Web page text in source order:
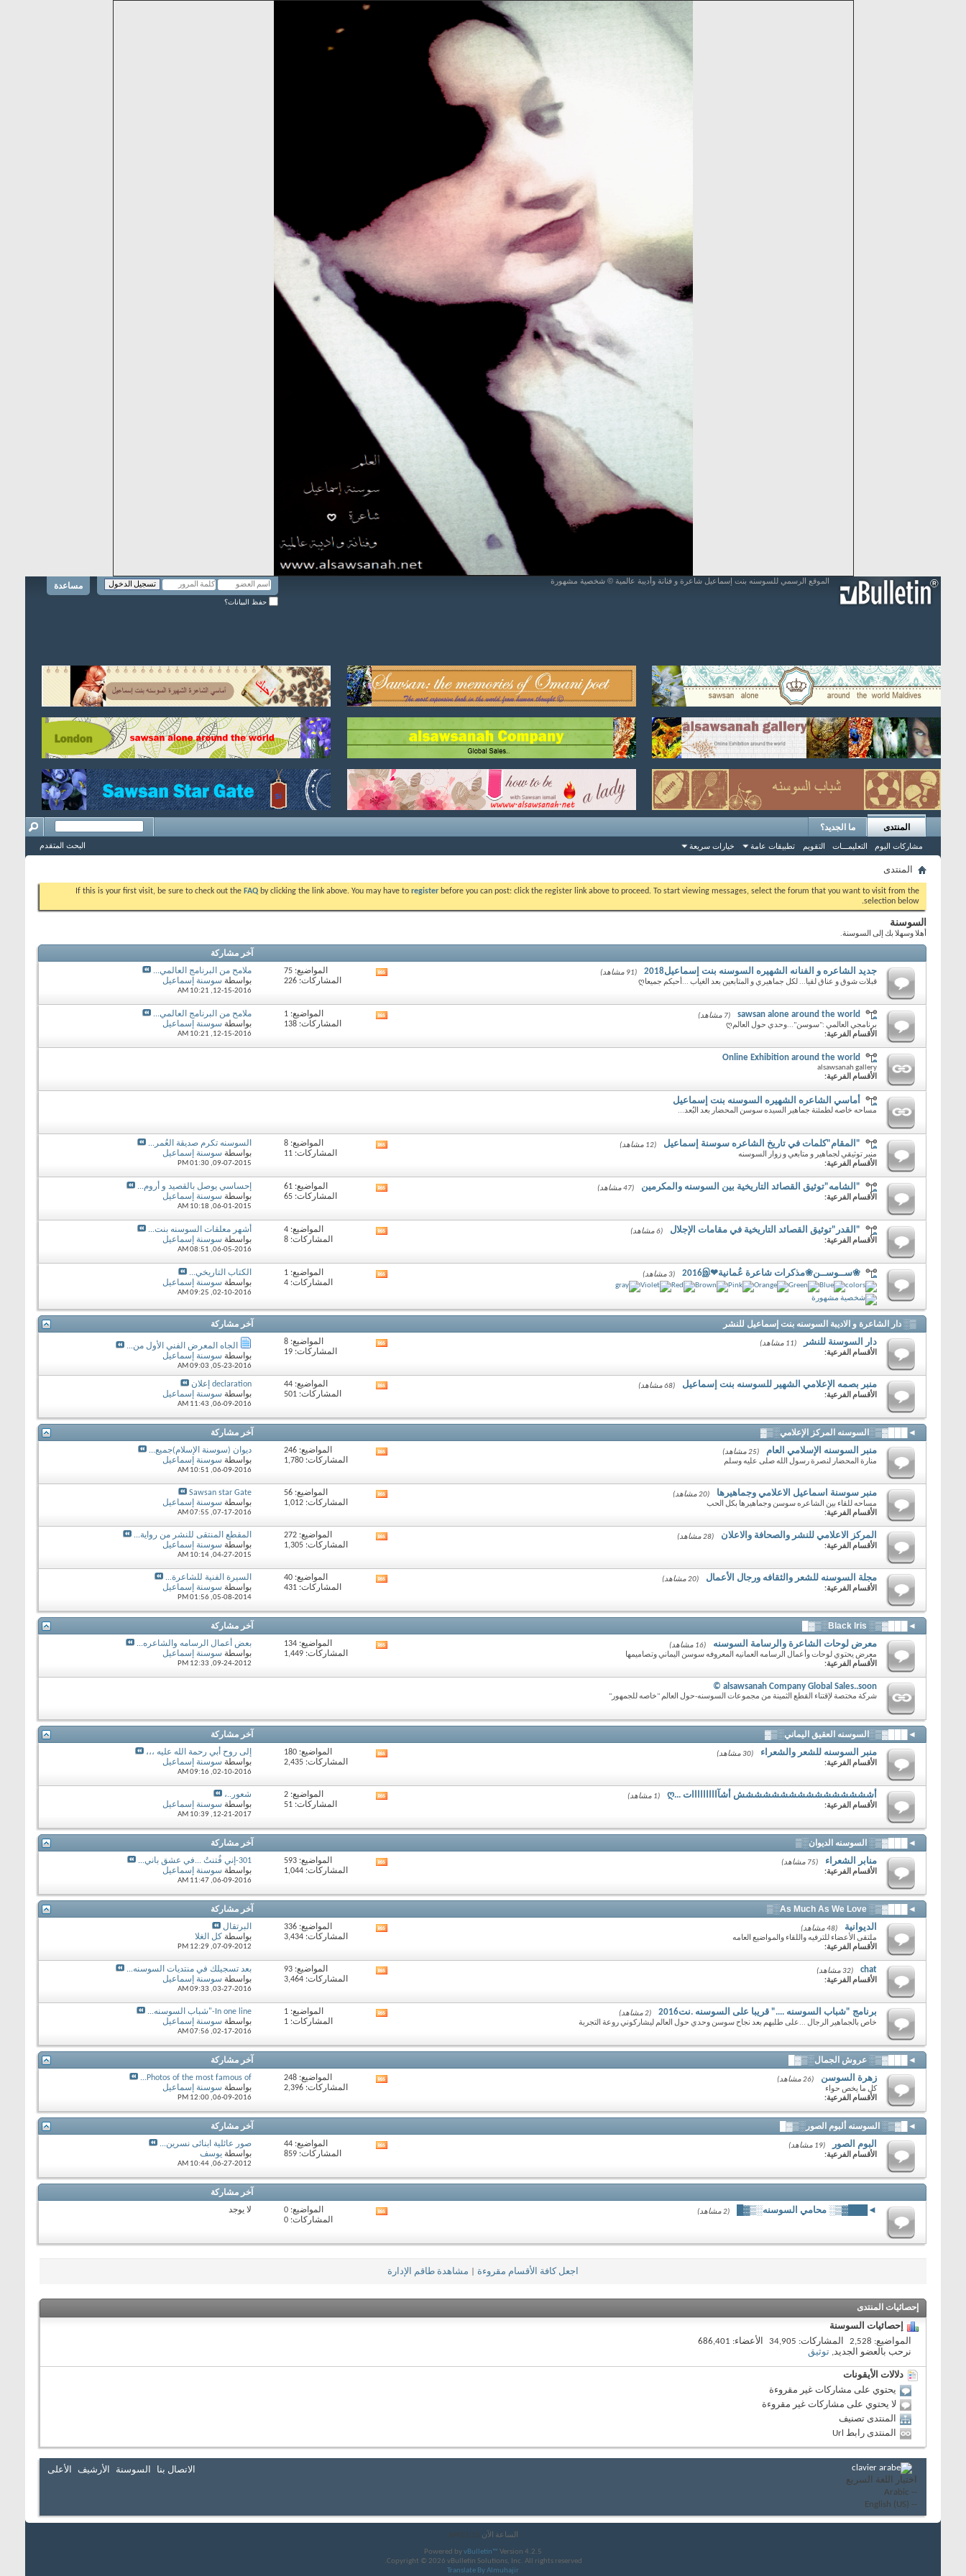
مساعدة
حفظ البيانات؟
الموقع الرسمي للسوسنه بنت إسماعيل شاعرة و فنانة وأديبة عالمية © شخصية مشهورة
المنتدى
مشاركات اليوم التعليمـــات التقويم تطبيقات عامة خيارات سريعة
ما الجديد؟
البحث المتقدم
المنتدى
If this is your first visit, be sure to check out the FAQ by clicking the link above. You may have to register before you can post: click the register link above to proceed. To start viewing messages, select the forum that you want to visit from the
selection below.
السوسنة
أهلا وسهلا بك إلى السوسنة.
آخر مشاركة
جديد الشاعره و الفنانه الشهيره السوسنه بنت إسماعيل2018
(91 مشاهد)
قبلات شوق و عناق لقيا... لكل جماهيري و المتابعين بعد الغياب ...أحبكم جميعاღ
المنتدى
المواضيع: 75
المشاركات: 226
ملامح من البرنامج العالمي...
بواسطة سوسنة إسماعيل
12-15-2016,
10:21 AM
sawsan alone around the world
(7 مشاهد)
برنامجي العالمي :"سوسن"...وحدي حول العالمღ
الأقسام الفرعية:
المنتدى
المواضيع: 1
المشاركات: 138
ملامح من البرنامج العالمي...
بواسطة سوسنة إسماعيل
12-15-2016,
10:21 AM
Online Exhibition around the world
alsawsanah gallery
الأقسام الفرعية:
أماسي الشاعره الشهيره السوسنه بنت إسماعيل
مساحه خاصه لطمئنة جماهير السيده سوسن المحضار بعد البُعد...
"المقام"كلمات في تاريخ الشاعره سوسنة إسماعيل
(12 مشاهد)
منبر توثيقي لجماهير و متابعي و زوار السوسنه
الأقسام الفرعية:
المنتدى
المواضيع: 8
المشاركات: 11
السوسنه تكرم صديقة العُمر...
بواسطة سوسنة إسماعيل
09-07-2015,
01:30 PM
"الشامه"توثيق القصائد التاريخية بين السوسنه والمكرمين
(47 مشاهد)
الأقسام الفرعية:
المنتدى
المواضيع: 61
المشاركات: 65
إحساسي يوصل بالقصيد و أروم...
بواسطة سوسنة إسماعيل
06-01-2015,
10:18 AM
"القدر"توثيق القصائد التاريخية في مقامات الإجلال
(6 مشاهد)
الأقسام الفرعية:
المنتدى
المواضيع: 4
المشاركات: 8
أشهر معلقات السوسنه بنت...
بواسطة سوسنة إسماعيل
06-05-2016,
08:51 AM
❀ســوســن❀مذكرات شاعرة عُمانية❤2016இ (3 مشاهد)
المنتدى
المواضيع: 1
المشاركات: 4
الكتاب التاريخي...
بواسطة سوسنة إسماعيل
02-10-2016,
09:25 AM
▒░ دار الشاعرة و الاديبة السوسنه بنت إسماعيل للنشر آخر مشاركة
دار السوسنة للنشر
(11 مشاهد)
الأقسام الفرعية:
المنتدى
المواضيع: 8
المشاركات: 19
الجاه المعرض الفني الأول من...
بواسطة سوسنة إسماعيل
05-23-2016,
09:03 AM
منبر بصمه الإعلامي الشهير للسوسنه بنت إسماعيل
(68 مشاهد)
الأقسام الفرعية:
المنتدى
المواضيع: 44
المشاركات: 501
declaration إعلان
بواسطة سوسنة إسماعيل
06-09-2016,
11:43 AM
◄███▓▒░السوسنه المركز الإعلامي░▒▓ آخر مشاركة
منبر السوسنه الإسلامي العام
(25 مشاهد)
منارة المحضار لنصرة رسول الله صلى عليه وسلم
المنتدى
المواضيع: 246
المشاركات: 1,780
ديوان (سوسنة الإسلام)جميع...
بواسطة سوسنة إسماعيل
06-09-2016,
10:51 AM
منبر سوسنة اسماعيل الاعلامي وجماهيرها
(20 مشاهد)
مساحه للقاء بين الشاعره سوسن وجماهيرها بكل الحب
الأقسام الفرعية:
المنتدى
المواضيع: 56
المشاركات: 1,012
Sawsan star Gate
بواسطة سوسنة إسماعيل
07-17-2016,
07:55 AM
المركز الاعلامي للنشر والصحافة والاعلان
(28 مشاهد)
الأقسام الفرعية:
المنتدى
المواضيع: 272
المشاركات: 1,305
المقطع المنتقى للنشر من رواية...
بواسطة سوسنة إسماعيل
04-27-2015,
10:14 AM
مجلة السوسنه للشعر والثقافه ورجال الأعمال
(20 مشاهد)
الأقسام الفرعية:
المنتدى
المواضيع: 40
المشاركات: 431
السيرة الفنية للشاعرة...
بواسطة سوسنة إسماعيل
05-08-2014,
01:56 PM
◄███▓▒░ Black lris░▒▓█ آخر مشاركة
معرض لوحات الشاعرة والرسامة السوسنه
(16 مشاهد)
معرض يحتوي لوحات وأعمال الرسامه العمانيه المعروفه سوسن اليماني وتصاميمها
الأقسام الفرعية:
المنتدى
المواضيع: 134
المشاركات: 1,449
بعض أعمال الرسامه والشاعره...
بواسطة سوسنة إسماعيل
09-24-2012,
12:33 PM
alsawsanah Company Global Sales..soon ©
شركة مختصة لإقتناء القطع الثمينة من مجموعات السوسنه-حول العالم "خاصه للجمهور"
◄███▓▒░السوسنه العقيق اليماني░▒▓ آخر مشاركة
منبر السوسنه للشعر والشعراء
(30 مشاهد)
الأقسام الفرعية:
المنتدى
المواضيع: 180
المشاركات: 2,435
إلى روح أبي رحمة الله عليه ،،،
بواسطة سوسنة إسماعيل
02-10-2016,
09:16 AM
أشششششششششششششششش أشآااااااااات ...ღ
(1 مشاهد)
الأقسام الفرعية:
المنتدى
المواضيع: 2
المشاركات: 51
شعور..،
بواسطة سوسنة إسماعيل
12-21-2017,
10:39 AM
◄███▓▒░ السوسنه الديوان░▒ آخر مشاركة
منابر الشعراء
(75 مشاهد)
الأقسام الفرعية:
المنتدى
المواضيع: 593
المشاركات: 1,044
301-إني فُتنتُ ...في عشق باني...
بواسطة سوسنة إسماعيل
06-09-2016,
11:47 AM
◄███▓▒░ As Much As We Love░▒ آخر مشاركة
الديوانية
(48 مشاهد)
ملتقى الأعضاء للترفيه واللقاء والمواضيع العامه
الأقسام الفرعية:
المنتدى
المواضيع: 336
المشاركات: 3,434
البرتقال
بواسطة كل الغلا
07-09-2012,
12:29 PM
chat
(32 مشاهد)
الأقسام الفرعية:
المنتدى
المواضيع: 93
المشاركات: 3,464
بعد تسجيلك في منتديات السوسنه...
بواسطة سوسنة إسماعيل
03-27-2016,
09:33 AM
برنامج "شباب السوسنه ...." قريبا على السوسنه .نت2016
(2 مشاهد)
خاص بالجماهير الرجال ...على طلبهم بعد نجاح سوسن وحدي حول العالم ليشاركوني روعة التجربة
المنتدى
المواضيع: 1
المشاركات: 1
In one line-"شباب السوسنه...
بواسطة سوسنة إسماعيل
02-17-2016,
07:56 AM
◄███▓▒░ عروش الجمال░▒▓█ آخر مشاركة
زهرة السوسن
(26 مشاهد)
كل ما يخص حواء
الأقسام الفرعية:
المنتدى
المواضيع: 248
المشاركات: 2,396
Photos of the most famous of...
بواسطة سوسنة إسماعيل
06-09-2016,
12:00 PM
◄█▓▒░ السوسنه ألبوم الصور░▒▓█ آخر مشاركة
البوم الصور
(19 مشاهد)
الأقسام الفرعية:
المنتدى
المواضيع: 44
المشاركات: 859
صور عائلية ابنائى نسرين...
بواسطة يوسف
06-27-2012,
10:44 AM
آخر مشاركة
◄███▓▒░ محامي السوسنه░▒▓█ (2 مشاهد)
المنتدى
المواضيع: 0
المشاركات: 0
لا يوجد
اجعل كافة الأقسام مقروءة مشاهدة طاقم الإدارة
إحصائيات المنتدى
إحصائيات السوسنة
المواضيع 2,528 المشاركات 34,905 الأعضاء
686,401
نرحب بالعضو الجديد, توثيق
دلالات الأيقونات
يحتوي على مشاركات غير مقروءة
لا يحتوي على مشاركات غير مقروءة
المنتدى تصنيف
المنتدى رابط Url
الاتصال بنا السوسنة الأرشيف الأعلى
الساعة الآن
Powered byvBulletin™ Version 4.2.5
Copyright © 2026 vBulletin Solutions, Inc. All rights reserved.
Translate By Almuhajir